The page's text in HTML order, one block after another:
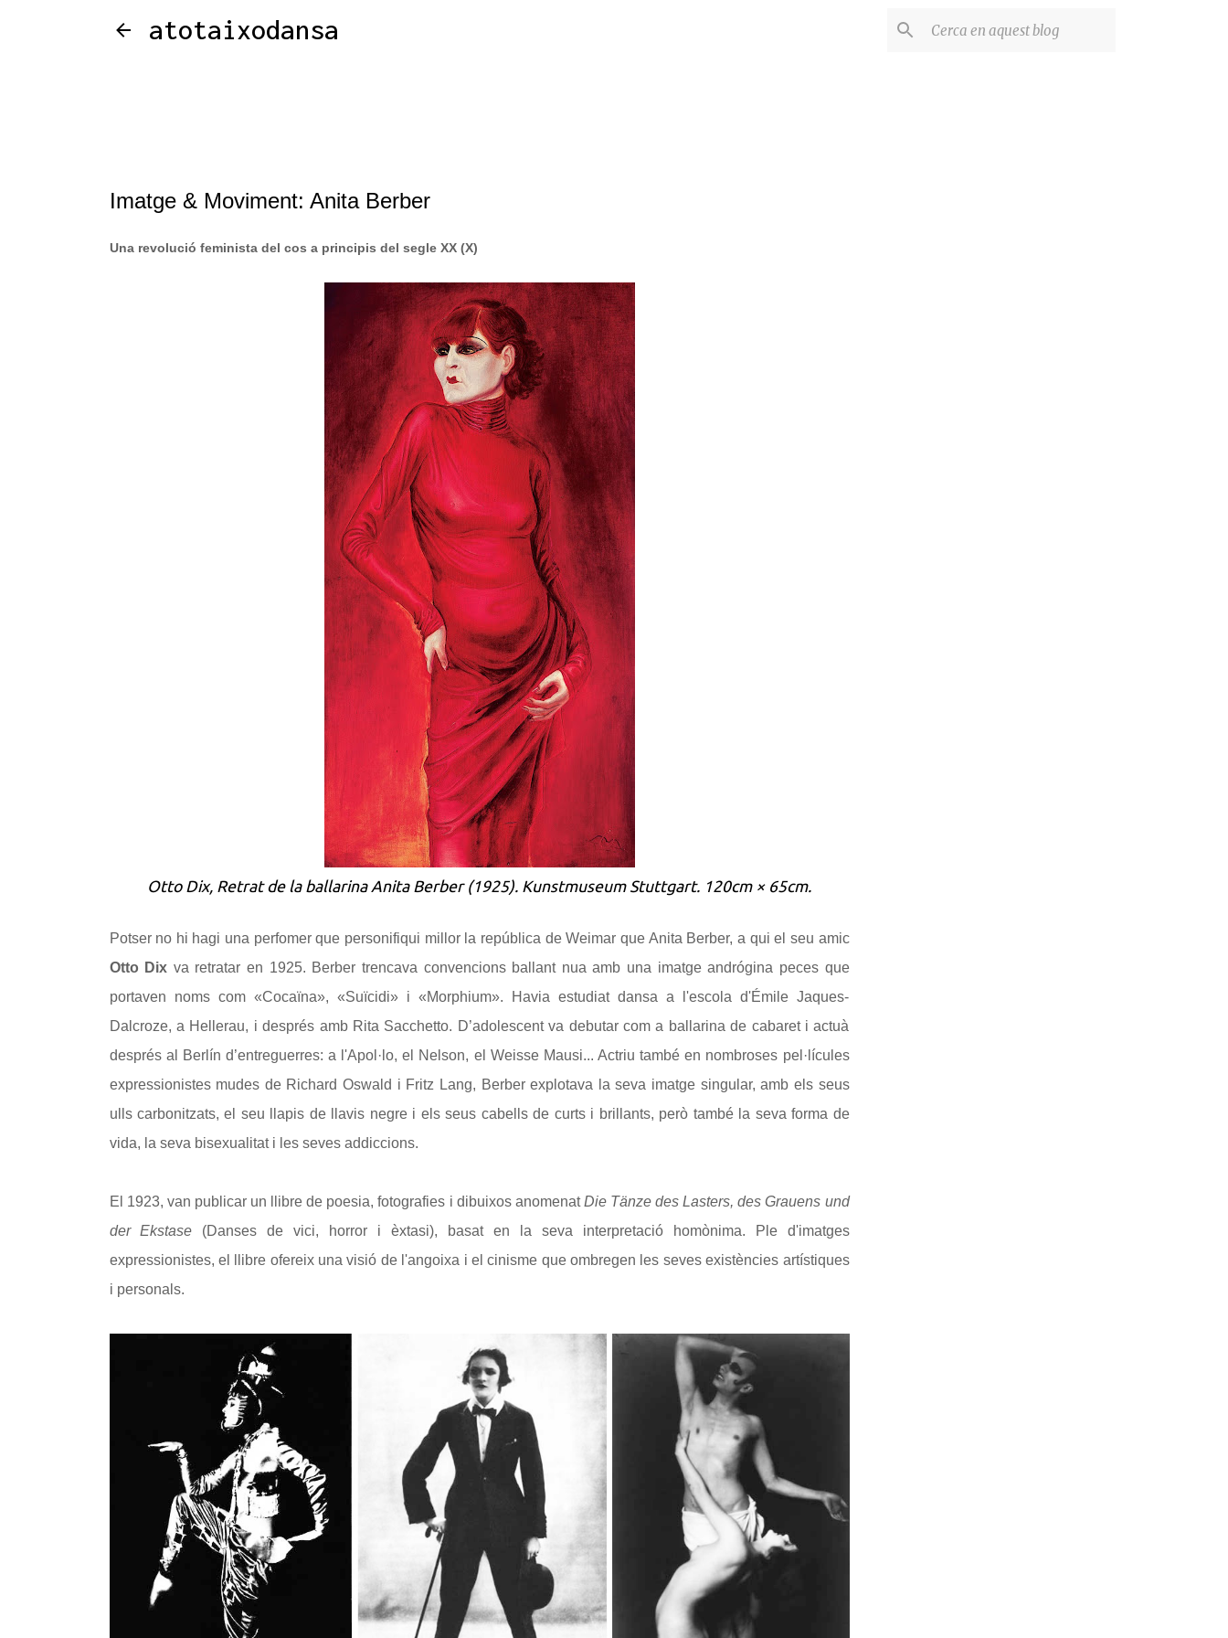
atotaixodansa
Imatge & Moviment: Anita Berber
Una revolució feminista del cos a principis del segle XX (X)
Otto Dix, Retrat de la ballarina Anita Berber (1925). Kunstmuseum Stuttgart. 120cm × 65cm.
Potser no hi hagi una perfomer que personifiqui millor la república de Weimar que Anita Berber, a qui el seu amic
Otto Dix va retratar en 1925. Berber trencava convencions ballant nua amb una imatge andrógina peces que
portaven noms com «Cocaïna», «Suïcidi» i «Morphium». Havia estudiat dansa a l'escola d'Émile Jaques-
Dalcroze, a Hellerau, i després amb Rita Sacchetto. D’adolescent va debutar com a ballarina de cabaret i actuà
després al Berlín d’entreguerres: a l'Apol·lo, el Nelson, el Weisse Mausi... Actriu també en nombroses pel·lícules
expressionistes mudes de Richard Oswald i Fritz Lang, Berber explotava la seva imatge singular, amb els seus
ulls carbonitzats, el seu llapis de llavis negre i els seus cabells de curts i brillants, però també la seva forma de
vida, la seva bisexualitat i les seves addiccions.
El 1923, van publicar un llibre de poesia, fotografies i dibuixos anomenatDie Tänze des Lasters, des Grauens und
der Ekstase (Danses de vici, horror i èxtasi), basat en la seva interpretació homònima. Ple d'imatges
expressionistes, el llibre ofereix una visió de l'angoixa i el cinisme que ombregen les seves existències artístiques
i personals.